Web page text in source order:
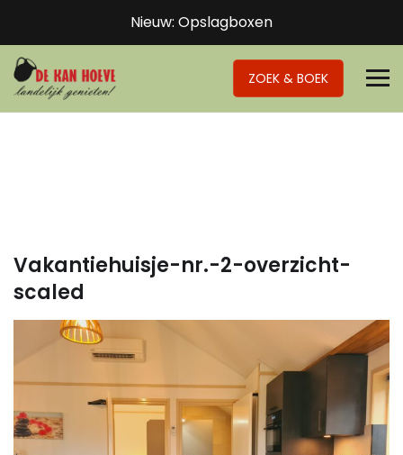
Nieuw: Opslagboxen
ZOEK & BOEK
Vakantiehuisje-nr.-2-overzicht-
scaled